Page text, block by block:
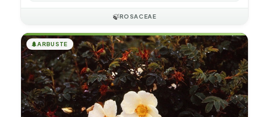
🍃ROSACEAE
🌲ARBUSTE